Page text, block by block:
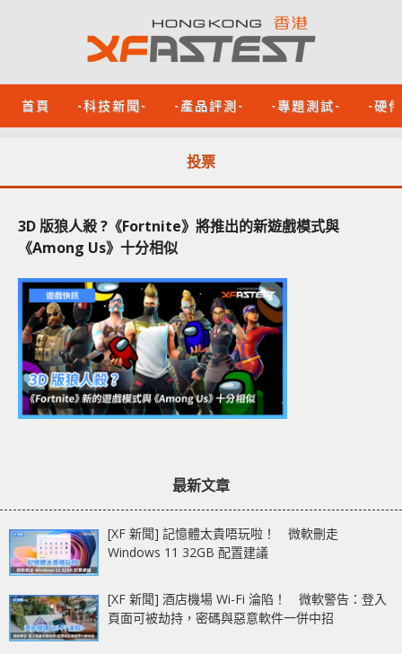
首頁 -科技新聞- -產品評測- -專題測試- -硬
投票
3D 版狼人殺 ?《Fortnite》將推出的新遊戲模式與
《Among Us》十分相似
最新文章
[XF 新聞] 記憶體太貴唔玩啦！ 微軟刪走
Windows 11 32GB 配置建議
[XF 新聞] 酒店機場 Wi-Fi 淪陷！ 微軟警告：登入
頁面可被劫持，密碼與惡意軟件一併中招